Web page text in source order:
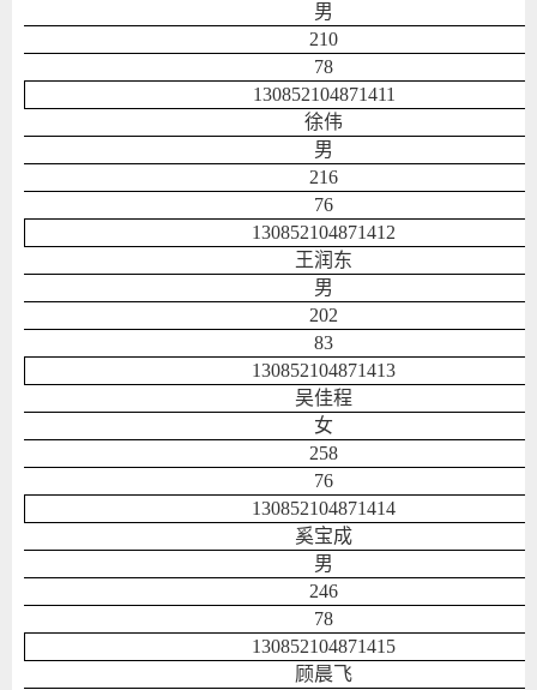
男
210
78
130852104871411
徐伟
男
216
76
130852104871412
王润东
男
202
83
130852104871413
吴佳程
女
258
76
130852104871414
奚宝成
男
246
78
130852104871415
顾晨飞